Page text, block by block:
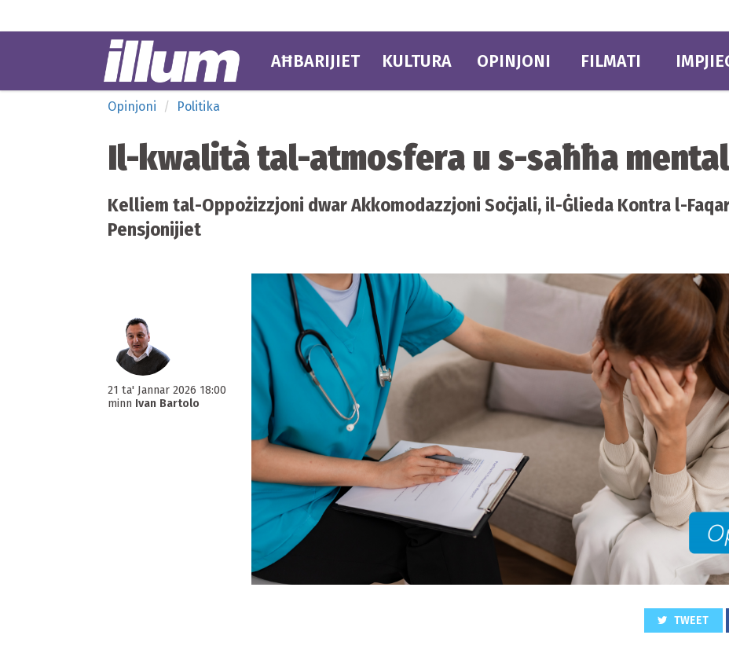
AĦBARIJIET KULTURA OPINJONI FILMATI
Opinjoni Politika
Il-kwalità tal-atmosfera u s-saħħa
Kelliem tal-Oppożizzjoni dwar Akkomodazzjoni Soċjali, il-Ġlieda Kontra l-
Pensjonijiet
21 ta' Jannar 2026 18:00
minn Ivan Bartolo
TWEET